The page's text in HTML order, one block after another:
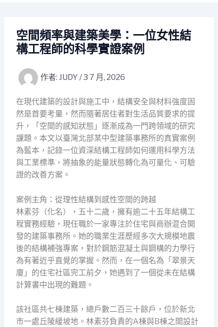
空間頻率與建築美學：一位女性結
構工程師的科學實證案例
作者: JUDY /3 7 月, 2026
在現代建築的設計與施工中，結構安全與材料強度固
然是首要考量，然而隨著居住者對生活品質要求的提
升，「空間的感知狀態」逐漸成為一門跨領域的研究
課題。本文以臺灣北部某中型建築事務所的真實案例
為藍本，記錄一位資深結構工程師如何運用科學方法
與工業標準，將抽象的能量狀態轉化為可量化、可驗
證的改善方案。
案例主角：從理性結構到感性空間的跨越
林素芬（化名），五十二歲，擁有逾二十五年結構工
程實務經驗，現任職於一家專注於住宅與商辦混合開
發的建築事務所。她的職業生涯歷經多次大規模地震
後的結構補強專案，對於鋼筋混凝土與鋼構的力學行
為有著近乎直覺的掌握。然而，在一個名為「翠景天
廈」的住宅社區完工前夕，她遇到了一個從未在結構
計算書中出現的難題。
該社區共七棟建築，總戶數二百三十餘戶，位於新北
市一處丘陵緩坡地。林素芬負責的A棟與B棟之間設計